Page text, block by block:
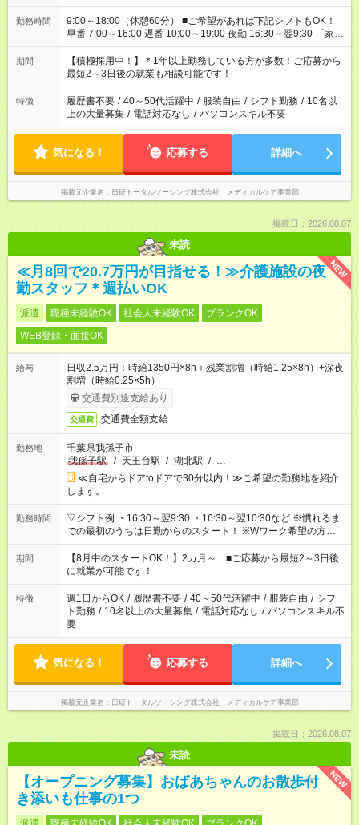
勤務時間
9:00～18:00（休憩60分） ■ご希望があれば下記シフトもOK！
早番 7:00～16:00 遅番 10:00～19:00 夜勤 16:30～翌9:30 「家族
と休みを合わせたい」 「余裕を持って夕飯の準備がしたい」
「できれば残業はしたくない」 など、ご希望を教えてください
ね。 ※Wワーク希望の方へ 今ご覧のお仕事で希望する勤務時間
と、もう1つのお仕事の勤務時間が 合計で週40時間を超える場
合は応募できません。
期間
【積極採用中！】＊1年以上勤務している方が多数！ご応募から
最短2～3日後の就業も相談可能です！
特徴 履歴書不要 / 40～50代活躍中 / 服装自由 / シフト勤務 / 10名以
上の大量募集 / 電話対応なし / パソコンスキル不要
気になる！ 応募する 詳細へ
掲載元企業名 日研トータルソーシング株式会社 メディカルケア事業部
掲載日：2026.08.07
未読
NEW
≪月8回で20.7万円が目指せる！≫介護施設の夜
勤スタッフ＊週払いOK
派遣 職種未経験OK 社会人未経験OK
ブランクOK
WEB登録・面接OK
給与
日収2.5万円：時給1350円×8h＋残業割増（時給1.25×8h）+深夜
割増（時給0.25×5h）
交通費別途支給あり
交通費 交通費全額支給
勤務地
千葉県我孫子市
我孫子駅
/ 天王台駅 / 湖北駅 / …
≪自宅からドアtoドアで30分以内！≫ご希望の勤務地を紹介
します。
勤務時間
▽シフト例 ・16:30～翌9:30 ・16:30～翌10:30など ※慣れるま
での最初のうちは日勤からのスタート！ ※Wワーク希望の方へ
複数就業の場合は、合計40時間以内。
期間
【8月中のスタートOK！】2カ月～ ■ご応募から最短2～3日後
に就業が可能です！
特徴 週1日からOK / 履歴書不要 / 40～50代活躍中 / 服装自由 / シフ
ト勤務 / 10名以上の大量募集 / 電話対応なし / パソコンスキル不
要
気になる！ 応募する 詳細へ
掲載元企業名 日研トータルソーシング株式会社 メディカルケア事業部
掲載日：2026.08.07
未読
NEW
【オープニング募集】おばあちゃんのお散歩付
き添いも仕事の1つ